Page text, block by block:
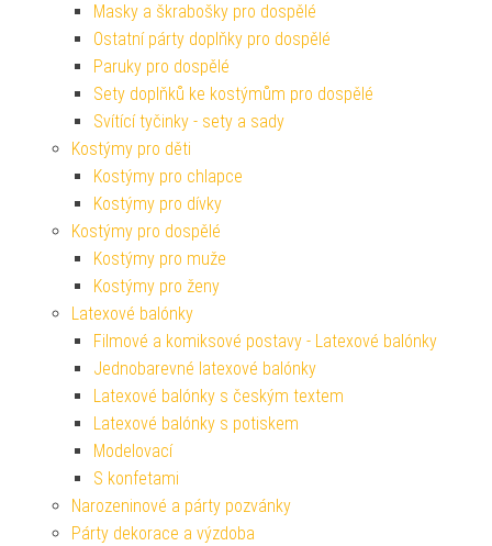
Masky a škrabošky pro dospělé
Ostatní párty doplňky pro dospělé
Paruky pro dospělé
Sety doplňků ke kostýmům pro dospělé
Svítící tyčinky - sety a sady
Kostýmy pro děti
Kostýmy pro chlapce
Kostýmy pro dívky
Kostýmy pro dospělé
Kostýmy pro muže
Kostýmy pro ženy
Latexové balónky
Filmové a komiksové postavy - Latexové balónky
Jednobarevné latexové balónky
Latexové balónky s českým textem
Latexové balónky s potiskem
Modelovací
S konfetami
Narozeninové a párty pozvánky
Párty dekorace a výzdoba